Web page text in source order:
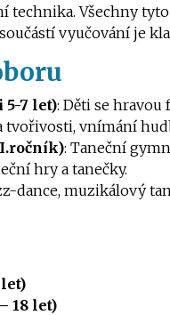
technika. Všechny
vyučování je
5-7 let): Děti se
tvořivosti, vnímání
: Taneční
hry a tanečky.
dance, muzikálový
let)
18 let)